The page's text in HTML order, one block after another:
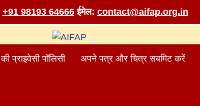
+91 98193 64666 ईमेल: contact@aifap.org.in
प्राइवेसी पॉलिसी अपने पत्र और चित्र सबमिट करें